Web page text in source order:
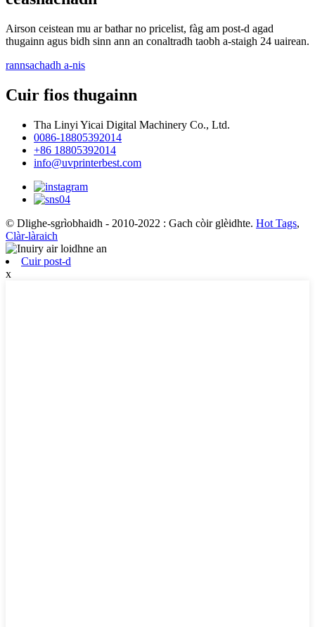
Airson ceistean mu ar bathar no pricelist, fàg am post-d agad
thugainn agus bidh sinn ann an conaltradh taobh a-staigh 24 uairean.
rannsachadh a-nis
Cuir fios thugainn
Tha Linyi Yicai Digital Machinery Co., Ltd.
0086-18805392014
+86 18805392014
info@uvprinterbest.com
© Dlighe-sgrìobhaidh - 2010-2022 : Gach còir glèidhte. Hot Tags,
Clàr-làraich
Cuir post-d
x